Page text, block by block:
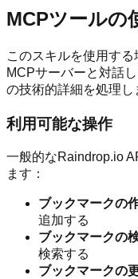
MCPツールの
このスキルを使用す
MCPサーバーと対話
の技術的詳細を処理し
利用可能な操作
一般的なRaindrop.io
ます：
ブックマークの
追加する
ブックマークの
検索する
ブックマークの